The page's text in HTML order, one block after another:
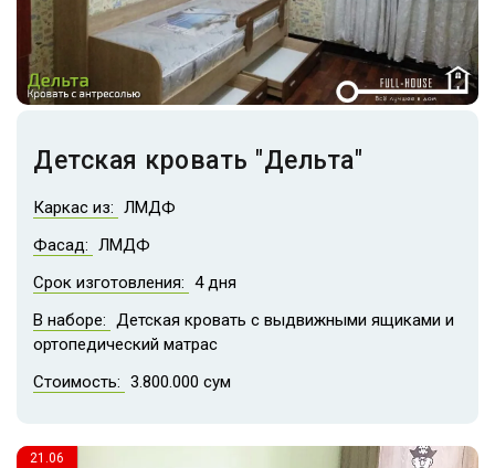
Детская кровать "Дельта"
Каркас из: ЛМДФ
Фасад: ЛМДФ
Срок изготовления: 4 дня
В наборе: Детская кровать с выдвижными ящиками и
ортопедический матрас
Стоимость: 3.800.000 сум
21.06